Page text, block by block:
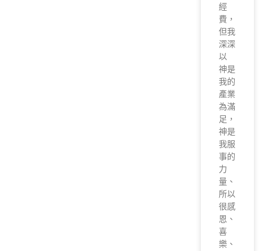
經
費，
但我
深深
以
神是
我的
產業
為滿
足，
神是
我服
事的
力
量、
所以
很感
恩、
喜
樂、